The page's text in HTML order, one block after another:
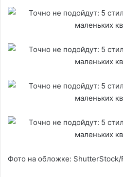
Фото на обложке: ShutterStock/